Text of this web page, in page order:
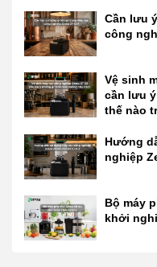
Cần lưu
công
Vệ sinh
cần lưu
thế nào
Hướng
nghiệp
Bộ máy
khởi